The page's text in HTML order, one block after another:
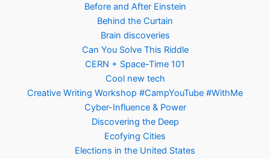
Before and After Einstein
Behind the Curtain
Brain discoveries
Can You Solve This Riddle
CERN + Space-Time 101
Cool new tech
Creative Writing Workshop #CampYouTube #WithMe
Cyber-Influence & Power
Discovering the Deep
Ecofying Cities
Elections in the United States